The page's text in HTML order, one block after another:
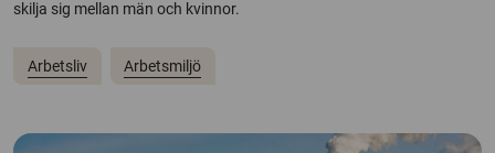
skilja sig mellan män och kvinnor.
Arbetsliv Arbetsmiljö